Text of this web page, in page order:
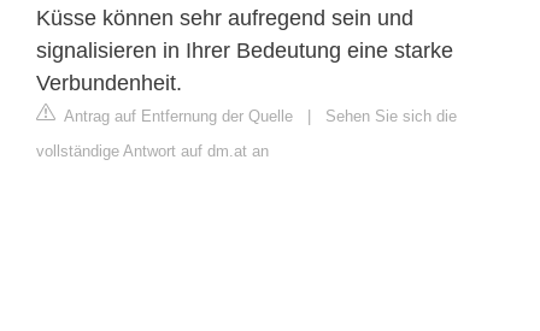
Küsse können sehr aufregend sein und
signalisieren in Ihrer Bedeutung eine starke
Verbundenheit.
Antrag auf Entfernung der Quelle
Sehen Sie sich die
vollständige Antwort auf dm.at an